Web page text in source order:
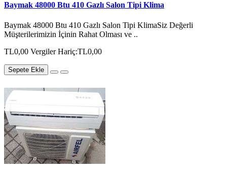
Baymak 48000 Btu 410 Gazlı Salon Tipi Klima
Baymak 48000 Btu 410 Gazlı Salon Tipi KlimaSiz Değerli
Müşterilerimizin İçinin Rahat Olması ve ..
TL0,00 Vergiler Hariç:TL0,00
Sepete Ekle